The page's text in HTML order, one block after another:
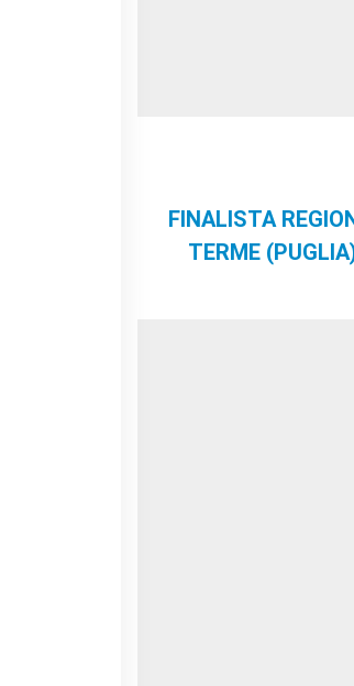
FINALISTA
TERME